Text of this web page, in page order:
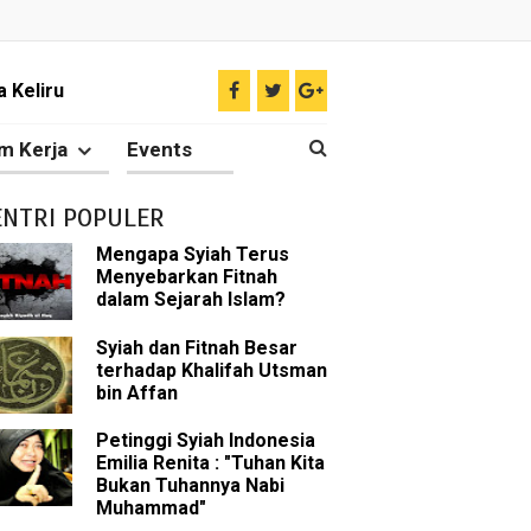
Keliru
tentang Ahlul Bait
Para Sahabat
Ilmu Ghaib?
Nabi Pengkhianat?
Nabi
Sunni
Kerja Events
POPULER
Mengapa Syiah Terus
Menyebarkan Fitnah
dalam Sejarah Islam?
Syiah dan Fitnah Besar
terhadap Khalifah Utsman
bin Affan
Petinggi Syiah Indonesia
Emilia Renita : "Tuhan Kita
Bukan Tuhannya Nabi
Muhammad"